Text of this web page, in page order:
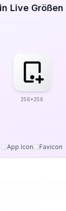
Live Größen
256x256
App Icon Favicon